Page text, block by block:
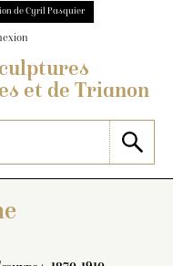
de Cyril Pasquier
et de Trianon